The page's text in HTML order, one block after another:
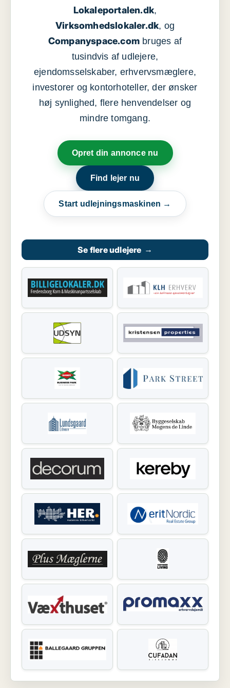
Lokaleportalen.dk,
Virksomhedslokaler.dk, og
Companyspace.com bruges af
tusindvis af udlejere,
ejendomsselskaber, erhvervsmæglere,
investorer og kontorhoteller, der ønsker
høj synlighed, flere henvendelser og
mindre tomgang.
Opret din annonce nu
Find lejer nu
Start udlejningsmaskinen →
Se flere udlejere →